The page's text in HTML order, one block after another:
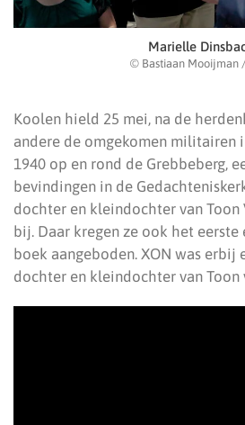
Marielle
© Bastiaan Mooijman
Koolen hield 25 mei, na de
andere de omgekomen militairen
1940 op en rond de Grebbeberg,
bevindingen in de
dochter en kleindochter van Toon
bij. Daar kregen ze ook het eerste
boek aangeboden. XON was erbij
dochter en kleindochter van Toon